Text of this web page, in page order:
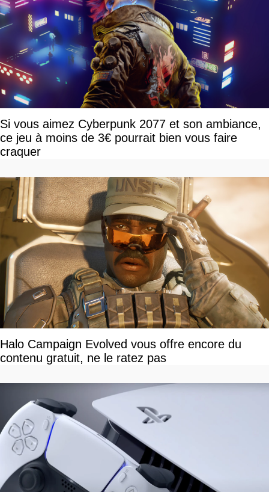
Si vous aimez Cyberpunk 2077 et son ambiance,
ce jeu à moins de 3€ pourrait bien vous faire
craquer
Halo Campaign Evolved vous offre encore du
contenu gratuit, ne le ratez pas